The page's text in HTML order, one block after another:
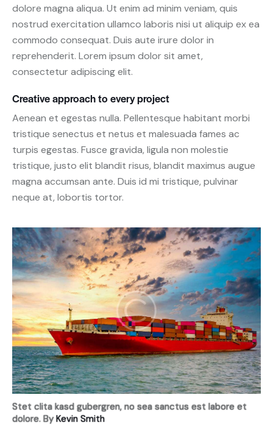
dolore magna aliqua. Ut enim ad minim veniam, quis
nostrud exercitation ullamco laboris nisi ut aliquip ex ea
commodo consequat. Duis aute irure dolor in
reprehenderit. Lorem ipsum dolor sit amet,
consectetur adipiscing elit.
Creative approach to every project
Aenean et egestas nulla. Pellentesque habitant morbi
tristique senectus et netus et malesuada fames ac
turpis egestas. Fusce gravida, ligula non molestie
tristique, justo elit blandit risus, blandit maximus augue
magna accumsan ante. Duis id mi tristique, pulvinar
neque at, lobortis tortor.
Stet clita kasd gubergren, no sea sanctus est labore et
dolore. ByKevin Smith